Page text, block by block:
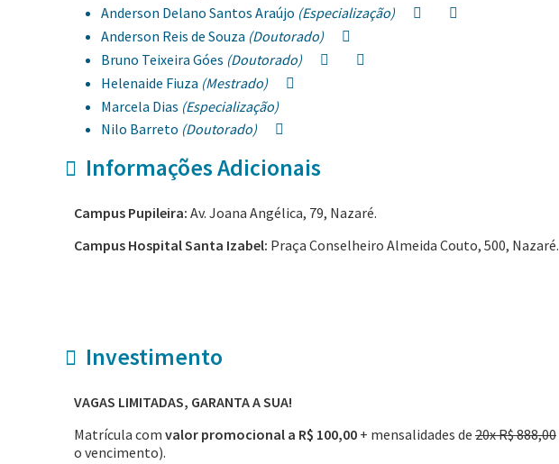
Anderson Delano Santos Araújo (Especialização)
Anderson Reis de Souza (Doutorado)
Bruno Teixeira Góes (Doutorado)
Helenaide Fiuza (Mestrado)
Marcela Dias (Especialização)
Nilo Barreto (Doutorado)
Informações Adicionais
Campus Pupileira: Av. Joana Angélica, 79, Nazaré.
Campus Hospital Santa Izabel: Praça Conselheiro Almeida Couto, 500, Nazaré.
Investimento
VAGAS LIMITADAS, GARANTA A SUA!
Matrícula com valor promocional a R$ 100,00 + mensalidades de 20x R$ 888,00
o vencimento).